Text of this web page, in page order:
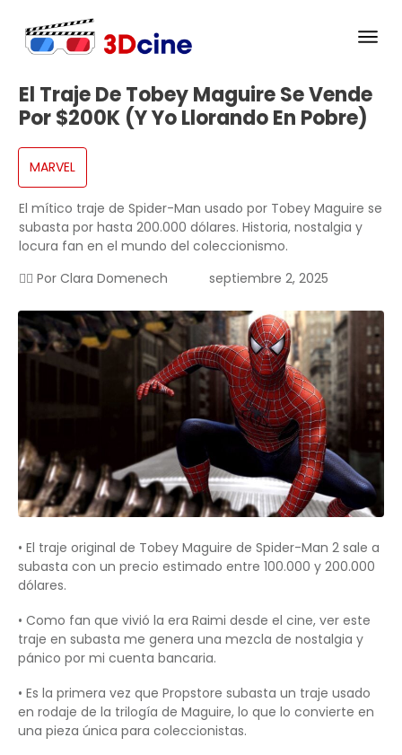
El Traje De Tobey Maguire Se Vende
Por $200K (y Yo Llorando En Pobre)
MARVEL
El mítico traje de Spider-Man usado por Tobey Maguire se
subasta por hasta 200.000 dólares. Historia, nostalgia y
locura fan en el mundo del coleccionismo.
✍🏻 Por Clara Domenech septiembre 2, 2025
• El traje original de Tobey Maguire de Spider-Man 2 sale a
subasta con un precio estimado entre 100.000 y 200.000
dólares.
• Como fan que vivió la era Raimi desde el cine, ver este
traje en subasta me genera una mezcla de nostalgia y
pánico por mi cuenta bancaria.
• Es la primera vez que Propstore subasta un traje usado
en rodaje de la trilogía de Maguire, lo que lo convierte en
una pieza única para coleccionistas.